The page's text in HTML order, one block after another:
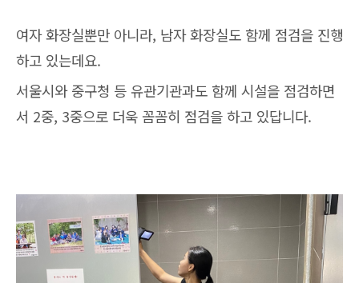
여자 화장실뿐만 아니라, 남자 화장실도 함께 점검을 진행
하고 있는데요.
서울시와 중구청 등 유관기관과도 함께 시설을 점검하면
서 2중, 3중으로 더욱 꼼꼼히 점검을 하고 있답니다.